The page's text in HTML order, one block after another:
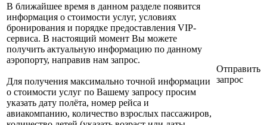
В ближайшее время в данном разделе появится
информация о стоимости услуг, условиях
бронирования и порядке предоставления VIP-
сервиса. В настоящий момент Вы можете
получить актуальную информацию по данному
аэропорту, направив нам запрос.
Для получения максимально точной информации
о стоимости услуг по Вашему запросу просим
указать дату полёта, номер рейса и
авиакомпанию, количество взрослых пассажиров,
Отправить
запрос